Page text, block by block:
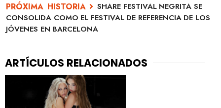
SHARE FESTIVAL NEGRITA SE
CONSOLIDA COMO EL FESTIVAL DE REFERENCIA DE LOS
JÓVENES EN BARCELONA